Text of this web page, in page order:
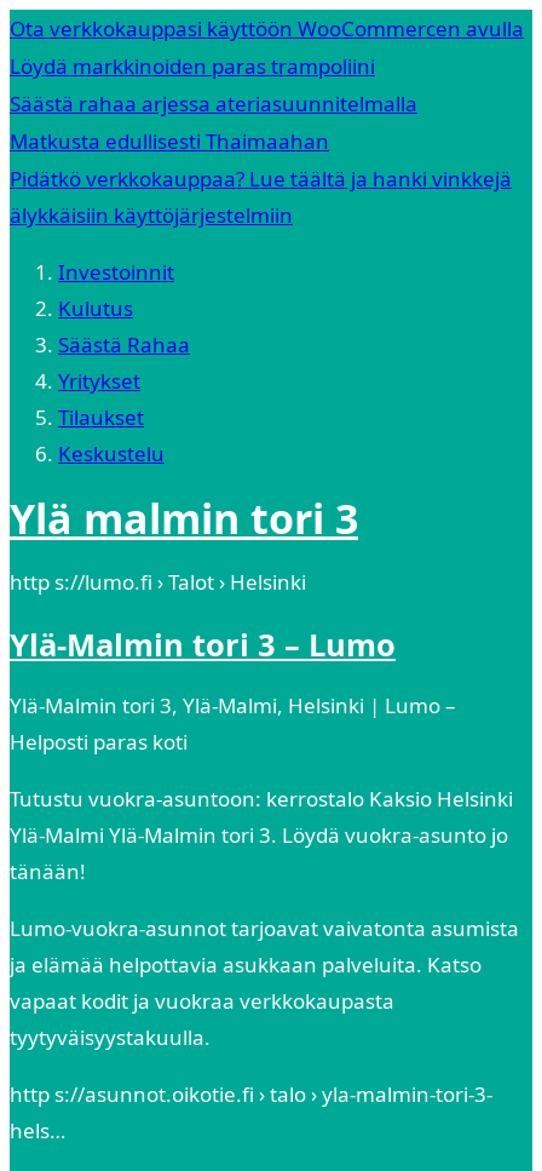
Ota verkkokauppasi käyttöön WooCommercen avulla
Löydä markkinoiden paras trampoliini
Säästä rahaa arjessa ateriasuunnitelmalla
Matkusta edullisesti Thaimaahan
Pidätkö verkkokauppaa? Lue täältä ja hanki vinkkejä
älykkäisiin käyttöjärjestelmiin
Investoinnit
Kulutus
Säästä Rahaa
Yritykset
Tilaukset
Keskustelu
Ylä malmin tori 3
http s://lumo.fi › Talot › Helsinki
Ylä-Malmin tori 3 – Lumo
Ylä-Malmin tori 3, Ylä-Malmi, Helsinki | Lumo –
Helposti paras koti
Tutustu vuokra-asuntoon: kerrostalo Kaksio Helsinki
Ylä-Malmi Ylä-Malmin tori 3. Löydä vuokra-asunto jo
tänään!
Lumo-vuokra-asunnot tarjoavat vaivatonta asumista
ja elämää helpottavia asukkaan palveluita. Katso
vapaat kodit ja vuokraa verkkokaupasta
tyytyväisyystakuulla.
http s://asunnot.oikotie.fi › talo › yla-malmin-tori-3-
hels…